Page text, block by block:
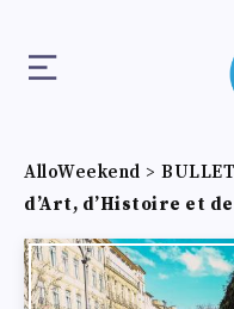
AlloWeekend >
d’Art, d’Histoire et